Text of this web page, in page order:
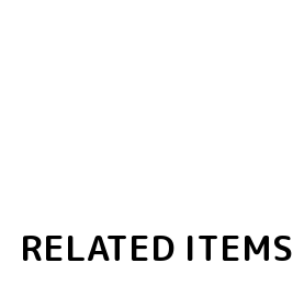
RELATED ITEMS